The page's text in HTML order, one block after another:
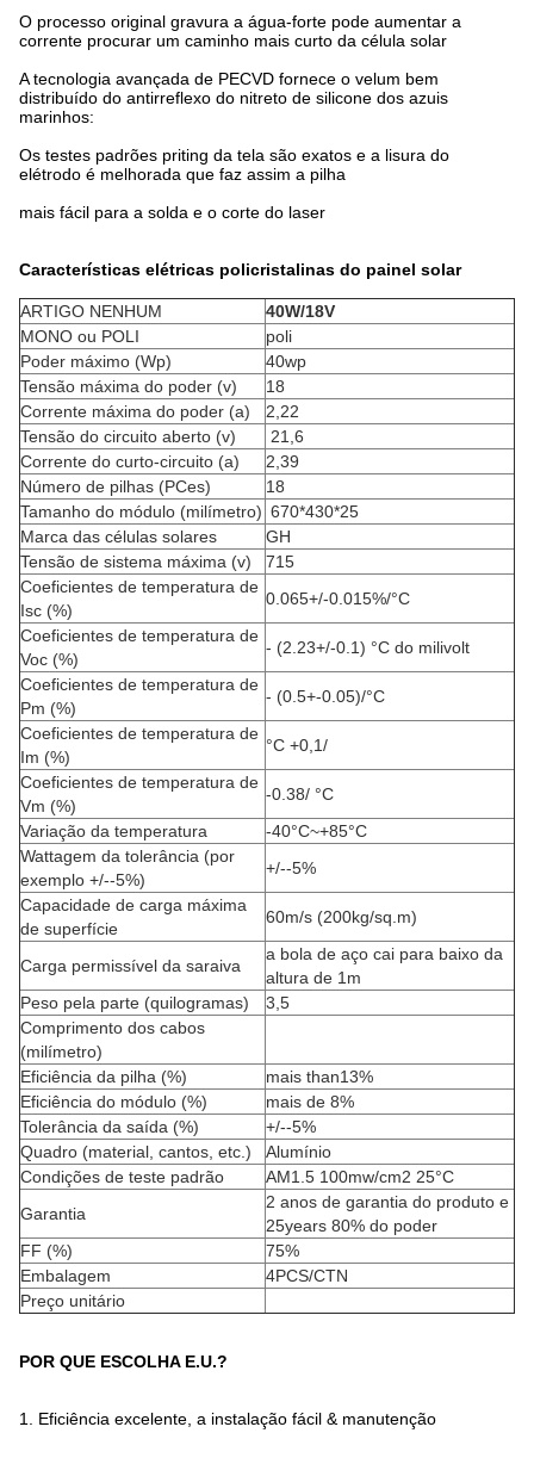
O processo original gravura a água-forte pode aumentar a
corrente procurar um caminho mais curto da célula solar
A tecnologia avançada de PECVD fornece o velum bem
distribuído do antirreflexo do nitreto de silicone dos azuis
marinhos:
Os testes padrões priting da tela são exatos e a lisura do
elétrodo é melhorada que faz assim a pilha
mais fácil para a solda e o corte do laser
Características elétricas policristalinas do painel solar
ARTIGO NENHUM
40W/18V
MONO ou POLI
poli
Poder máximo (Wp)
40wp
Tensão máxima do poder (v)
18
Corrente máxima do poder (a)
2,22
Tensão do circuito aberto (v)
21,6
Corrente do curto-circuito (a)
2,39
Número de pilhas (PCes)
18
Tamanho do módulo (milímetro) 670*430*25
Marca das células solares
GH
Tensão de sistema máxima (v)
715
Coeficientes de temperatura de
Isc (%)
0.065+/-0.015%/°C
Coeficientes de temperatura de
Voc (%)
- (2.23+/-0.1) °C do milivolt
Coeficientes de temperatura de
Pm (%)
- (0.5+-0.05)/°C
Coeficientes de temperatura de
Im (%)
°C +0,1/
Coeficientes de temperatura de
Vm (%)
-0.38/ °C
Variação da temperatura
-40°C~+85°C
Wattagem da tolerância (por
exemplo +/--5%)
+/--5%
Capacidade de carga máxima
de superfície
60m/s (200kg/sq.m)
Carga permissível da saraiva
a bola de aço cai para baixo da
altura de 1m
Peso pela parte (quilogramas)
3,5
Comprimento dos cabos
(milímetro)
Eficiência da pilha (%)
mais than13%
Eficiência do módulo (%)
mais de 8%
Tolerância da saída (%)
+/--5%
Quadro (material, cantos, etc.)
Alumínio
Condições de teste padrão
AM1.5 100mw/cm2 25°C
Garantia
2 anos de garantia do produto e
25years 80% do poder
FF (%)
75%
Embalagem
4PCS/CTN
Preço unitário
POR QUE ESCOLHA E.U.?
1. Eficiência excelente, a instalação fácil & manutenção